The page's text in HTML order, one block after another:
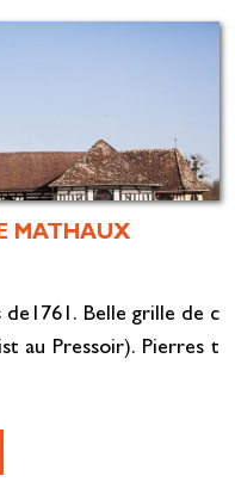
MATHAUX
Belle grille de c
au Pressoir). Pierres t